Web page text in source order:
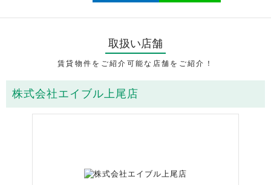
取扱い店舗
賃貸物件をご紹介可能な店舗をご紹介！
株式会社エイブル上尾店